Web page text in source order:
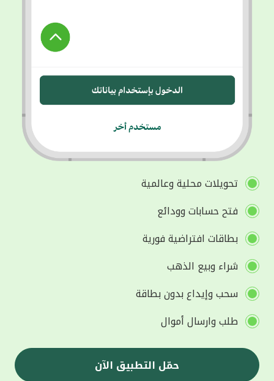
تحويلات محلية وعالمية
فتح حسابات وودائع
بطاقات افتراضية فورية
شراء وبيع الذهب
سحب وإيداع بدون بطاقة
طلب وارسال أموال
حمّل التطبيق الآن